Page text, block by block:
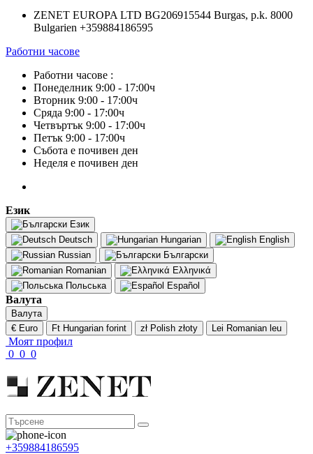
ZENET EUROPA LTD BG206915544 Burgas, p.k. 8000
Bulgarien +359884186595
Работни часове
Работни часове :
Понеделник 9:00 - 17:00ч
Вторник 9:00 - 17:00ч
Сряда 9:00 - 17:00ч
Четвъртък 9:00 - 17:00ч
Петък 9:00 - 17:00ч
Събота е почивен ден
Неделя е почивен ден
Език
Език
Deutsch
Hungarian
English
Russian
Български
Romanian
Ελληνικά
Польська
Español
Валута
Валута
€ Euro
Ft Hungarian forint zł Polish złoty Lei Romanian leu
Моят профил
0 0 0
+359884186595